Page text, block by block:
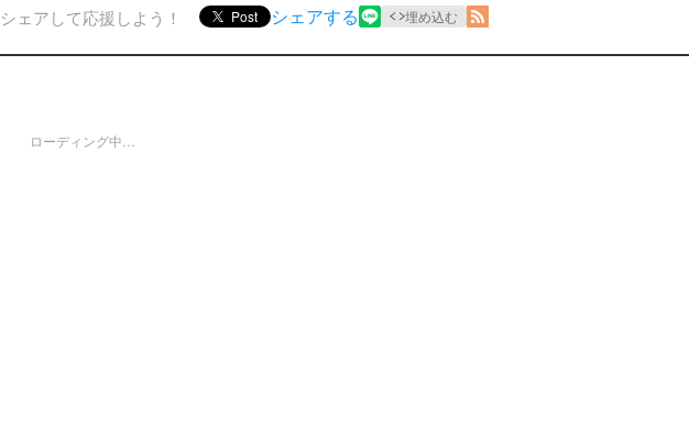
シェアして応援しよう！ Post シェアする 埋め込む
ローディング中…